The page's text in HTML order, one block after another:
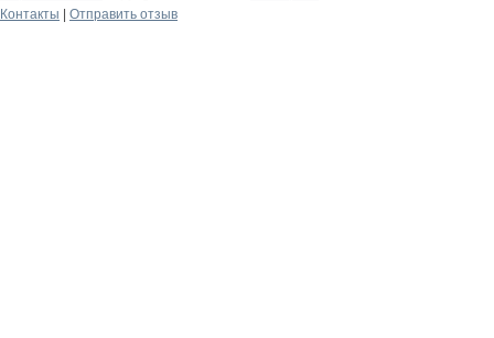
Контакты
Отправить отзыв